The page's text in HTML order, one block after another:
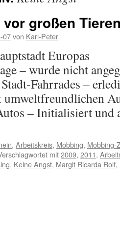
großen
07von Karl-Peter
Europas
– wurde nicht
Fahrrades –
– Initialisiert und
, Arbeitskreis, Mobbing, Mobbing-
mit2009, 2011,
, Keine Angst, Margit Ricarda Rolf,